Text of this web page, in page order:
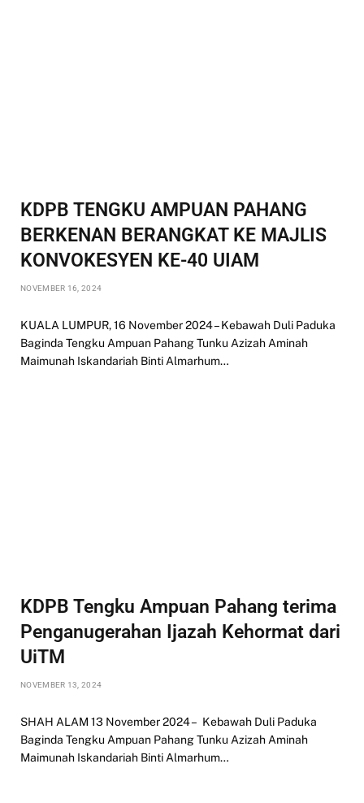
KDPB TENGKU AMPUAN PAHANG
BERKENAN BERANGKAT KE MAJLIS
KONVOKESYEN KE-40 UIAM
NOVEMBER 16, 2024
KUALA LUMPUR, 16 November 2024 – Kebawah Duli Paduka
Baginda Tengku Ampuan Pahang Tunku Azizah Aminah
Maimunah Iskandariah Binti Almarhum…
KDPB Tengku Ampuan Pahang terima
Penganugerahan Ijazah Kehormat dari
UiTM
NOVEMBER 13, 2024
SHAH ALAM 13 November 2024 – Kebawah Duli Paduka
Baginda Tengku Ampuan Pahang Tunku Azizah Aminah
Maimunah Iskandariah Binti Almarhum…